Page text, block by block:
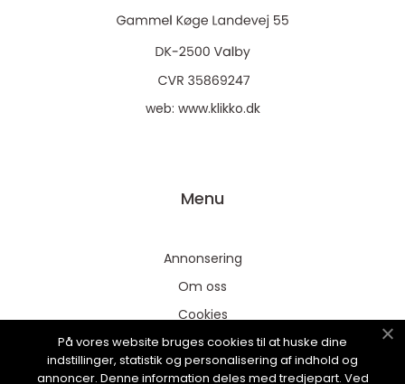
web: www.klikko.dk
Menu
Annonsering
Om oss
Cookies
Kontakta oss
Sitemap
På vores website bruges cookies til at huske dine
indstillinger, statistik og personalisering af indhold og
annoncer. Denne information deles med tredjepart. Ved